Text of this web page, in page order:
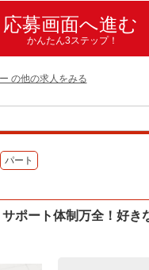
応募画面へ進む
かんたん3ステップ！
の他の求人をみる
パート
ポート体制万全！好